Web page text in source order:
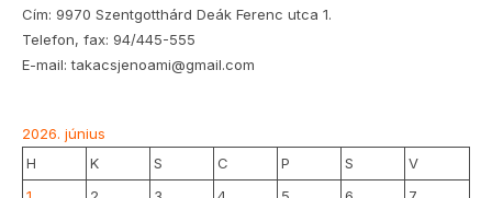
Cím: 9970 Szentgotthárd Deák Ferenc utca 1.
Telefon, fax: 94/445-555
E-mail: takacsjenoami@gmail.com
2026. június
H
K S C P S
V